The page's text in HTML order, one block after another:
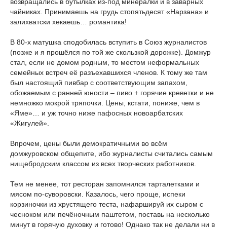
чайниках. Принимаешь на грудь стопятьдесят «Нарзана» и
залихватски хекаешь… романтика!
В 80-х матушка сподобилась вступить в Союз журналистов
(позже и я прошёлся по той же скользкой дорожке). Домжур
стал, если не домом родным, то местом неформальных
семейных встреч её разъехавшихся членов. К тому же там
был настоящий пивбар с соответствующим запахом,
обожаемым с ранней юности – пиво + горячие креветки и не
немножко мокрой тряпочки. Цены, кстати, пониже, чем в
«Яме»… и уж точно ниже пафосных новоарбатских
«Жигулей».
Впрочем, цены были демократичными во всём
домжуровском общепите, ибо журналисты считались самым
нищебродским классом из всех творческих работников.
Тем не менее, тот ресторан запомнился тарталетками и
мясом по-суворовски. Казалось, чего проще, испеки
корзиночки из хрустящего теста, нафаршируй их сыром с
чесноком или печёночным паштетом, поставь на несколько
минут в горячую духовку и готово! Однако так не делали ни в